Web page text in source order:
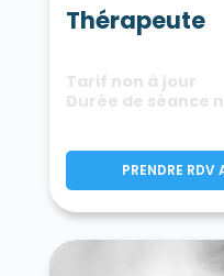
Thérapeute
Tarif non à jour
Durée de séance
PRENDRE RDV